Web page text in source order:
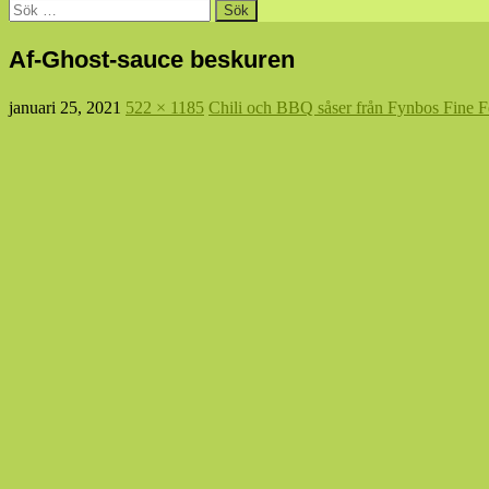
Sök
efter:
Af-Ghost-sauce beskuren
januari 25, 2021 522 × 1185 Chili och BBQ såser från Fynbos Fine